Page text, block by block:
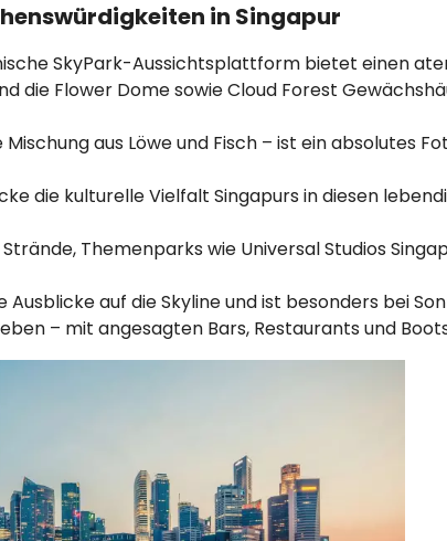
in Singapur
SkyPark-Aussichtsplattform bietet einen
die Flower Dome sowie Cloud Forest
aus Löwe und Fisch – ist ein absolutes
die kulturelle Vielfalt Singapurs in diesen
Themenparks wie Universal Studios
auf die Skyline und ist besonders bei
– mit angesagten Bars, Restaurants und